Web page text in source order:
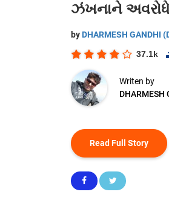
ઝંખનાને અવરોધે
by DHARMESH GANDHI
37.1k
Writen by
DHARMESH
Read Full Story